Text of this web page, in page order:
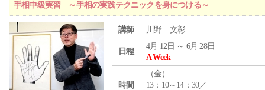
手相中級実習 ～手相の実践テクニックを身につける～
講師 川野 文彰
日程
4月 12日 ～ 6月 28日
A Week
時間
（金）
13：10～14：30／